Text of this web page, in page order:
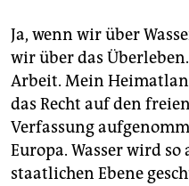
Ja, wenn wir über
wir über das
Arbeit. Mein
das Recht auf den
Verfassung
Europa. Wasser wird
staatlichen Ebene